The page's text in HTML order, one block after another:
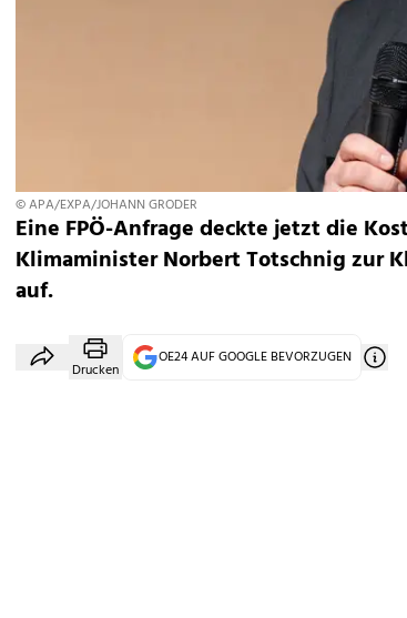
© APA/EXPA/JOHANN GRODER
Eine FPÖ-Anfrage deckte jetzt die
Klimaminister Norbert Totschnig zur
auf.
Drucken
OE24 AUF GOOGLE BEVORZUGEN